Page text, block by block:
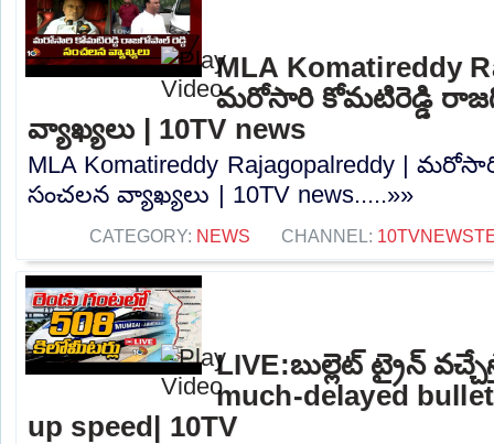
MLA Komatireddy
మరోసారి కోమటిరెడ్డి
వ్యాఖ్యలు | 10TV news
MLA Komatireddy Rajagopalreddy |
సంచలన వ్యాఖ్యలు | 10TV news.....»»
CATEGORY: NEWS CHANNEL:
LIVE:బుల్లెట్‌ ట్రైన్‌
much-delayed
up speed| 10TV